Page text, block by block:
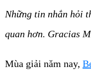
Những tin nhắn hỏi
quan hơn. Gracias
Mùa giải năm nay,